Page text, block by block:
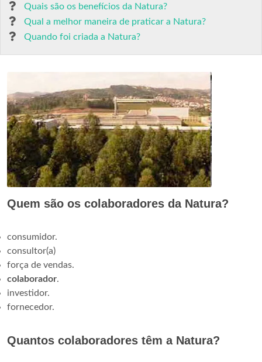
Quais são os benefícios da Natura?
Qual a melhor maneira de praticar a Natura?
Quando foi criada a Natura?
Quem são os colaboradores da Natura?
consumidor.
consultor(a)
força de vendas.
colaborador.
investidor.
fornecedor.
Quantos colaboradores têm a Natura?